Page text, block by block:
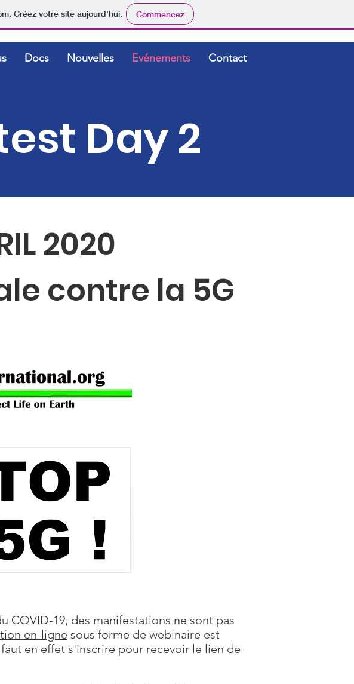
. Créez votre site aujourd'hui. Commencez
Docs Nouvelles Evénements Contact
Day 2
2020
contre la 5G
COVID-19, des manifestations ne sont pas
en-ligne sous forme de webinaire est
faut en effet s'inscrire pour recevoir le lien de